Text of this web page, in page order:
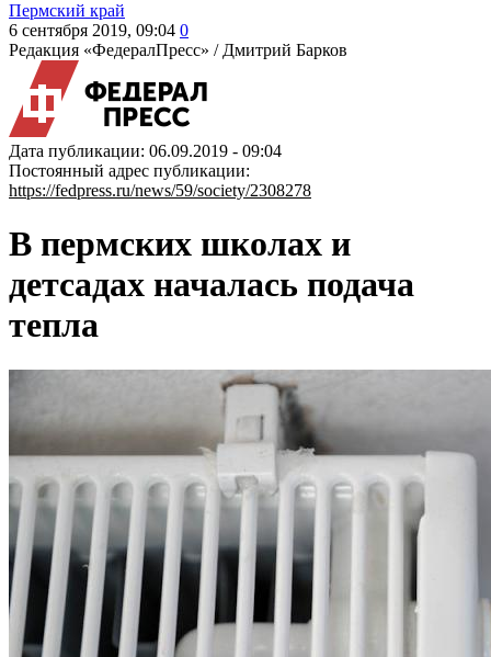
Пермский край
6 сентября 2019, 09:04 0
Редакция «ФедералПресс» / Дмитрий Барков
Дата публикации: 06.09.2019 - 09:04
Постоянный адрес публикации:
https://fedpress.ru/news/59/society/2308278
В пермских школах и
детсадах началась подача
тепла